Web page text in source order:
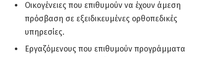
Οικογένειες που επιθυμούν να έχουν άμεση
πρόσβαση σε εξειδικευμένες ορθοπεδικές
υπηρεσίες.
Εργαζόμενους που επιθυμούν προγράμματα